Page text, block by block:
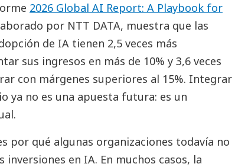
2026 Global AI Report: A Playbook for
por NTT DATA, muestra que las
de IA tienen 2,5 veces más
sus ingresos en más de 10% y 3,6 veces
con márgenes superiores al 15%. Integrar
ya no es una apuesta futura: es un
por qué algunas organizaciones todavía no
en IA. En muchos casos, la